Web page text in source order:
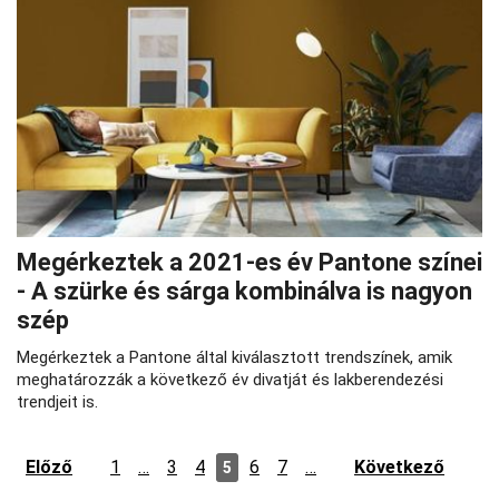
Megérkeztek a 2021-es év Pantone színei
- A szürke és sárga kombinálva is nagyon
szép
Megérkeztek a Pantone által kiválasztott trendszínek, amik
meghatározzák a következő év divatját és lakberendezési
trendjeit is.
Előző 1 … 3 4 5 6 7 … Következő